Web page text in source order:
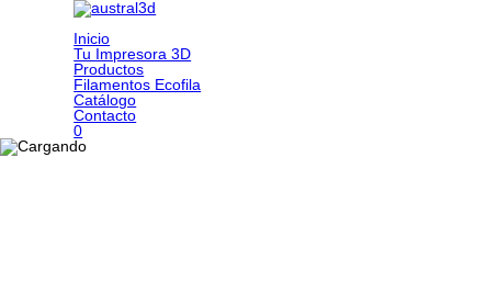
Inicio
Tu Impresora 3D
Productos
Filamentos Ecofila
Catálogo
Contacto
0